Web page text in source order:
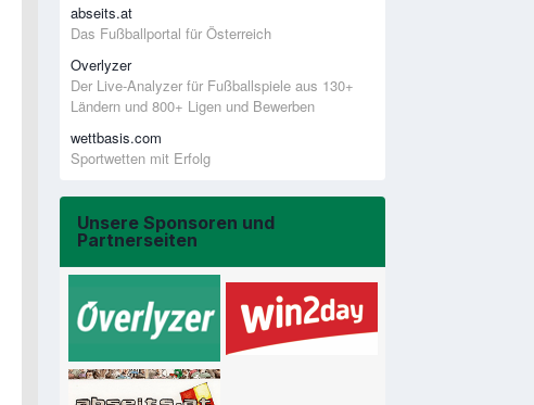
abseits.at
Das Fußballportal für Österreich
Overlyzer
Der Live-Analyzer für Fußballspiele aus 130+
Ländern und 800+ Ligen und Bewerben
wettbasis.com
Sportwetten mit Erfolg
Unsere Sponsoren und
Partnerseiten